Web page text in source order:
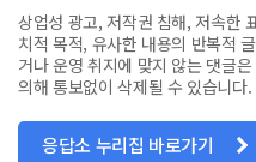
상업성 광고, 저작권 침해, 저속한
치적 목적, 유사한 내용의 반복적
거나 운영 취지에 맞지 않는 댓글
의해 통보없이 삭제될 수 있습니다.
응답소 누리집 바로가기